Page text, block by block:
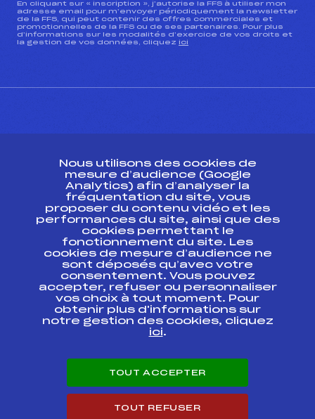
En cliquant sur « inscription », j’autorise la FFS à utiliser mon
adresse email pour m’envoyer périodiquement la newsletter
de la FFS, qui peut contenir des offres commerciales et
promotionnelles de la FFS ou de ses partenaires. Pour plus
d’informations sur les modalités d’exercice de vos droits et
la gestion de vos données, cliquez ici
Ressources
Pass’Neige
Projet sportif fédéral
Projet de performance fédéral
Antidopage
Pôle Développement, Formation, Suivi
Scientifique
Listes ministérielles
Pôle vie de l’athlète
Enseignement professionnel
Carrières
Nous utilisons des cookies de
mesure d’audience (Google
Analytics) afin d’analyser la
fréquentation du site, vous
proposer du contenu vidéo et les
performances du site, ainsi que des
cookies permettant le
fonctionnement du site. Les
cookies de mesure d’audience ne
sont déposés qu’avec votre
consentement. Vous pouvez
accepter, refuser ou personnaliser
vos choix à tout moment. Pour
obtenir plus d'informations sur
notre gestion des cookies, cliquez
ici.
TOUT ACCEPTER
TOUT REFUSER